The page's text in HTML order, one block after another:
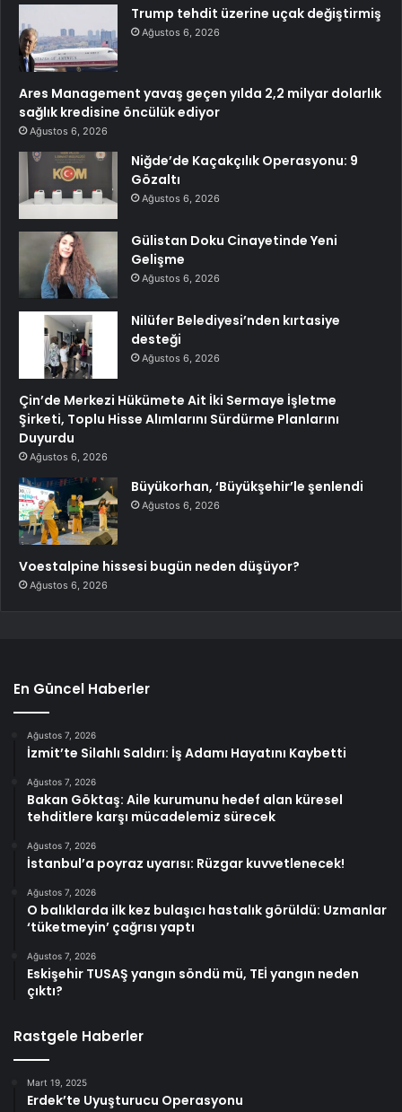
Trump tehdit üzerine uçak değiştirmiş
Ağustos 6, 2026
Ares Management yavaş geçen yılda 2,2 milyar dolarlık
sağlık kredisine öncülük ediyor
Ağustos 6, 2026
Niğde’de Kaçakçılık Operasyonu: 9
Gözaltı
Ağustos 6, 2026
Gülistan Doku Cinayetinde Yeni
Gelişme
Ağustos 6, 2026
Nilüfer Belediyesi’nden kırtasiye
desteği
Ağustos 6, 2026
Çin’de Merkezi Hükümete Ait İki Sermaye İşletme
Şirketi, Toplu Hisse Alımlarını Sürdürme Planlarını
Duyurdu
Ağustos 6, 2026
Büyükorhan, ‘Büyükşehir’le şenlendi
Ağustos 6, 2026
Voestalpine hissesi bugün neden düşüyor?
Ağustos 6, 2026
En Güncel Haberler
Ağustos 7, 2026
İzmit’te Silahlı Saldırı: İş Adamı Hayatını Kaybetti
Ağustos 7, 2026
Bakan Göktaş: Aile kurumunu hedef alan küresel
tehditlere karşı mücadelemiz sürecek
Ağustos 7, 2026
İstanbul’a poyraz uyarısı: Rüzgar kuvvetlenecek!
Ağustos 7, 2026
O balıklarda ilk kez bulaşıcı hastalık görüldü: Uzmanlar
‘tüketmeyin’ çağrısı yaptı
Ağustos 7, 2026
Eskişehir TUSAŞ yangın söndü mü, TEİ yangın neden
çıktı?
Rastgele Haberler
Mart 19, 2025
Erdek’te Uyuşturucu Operasyonu